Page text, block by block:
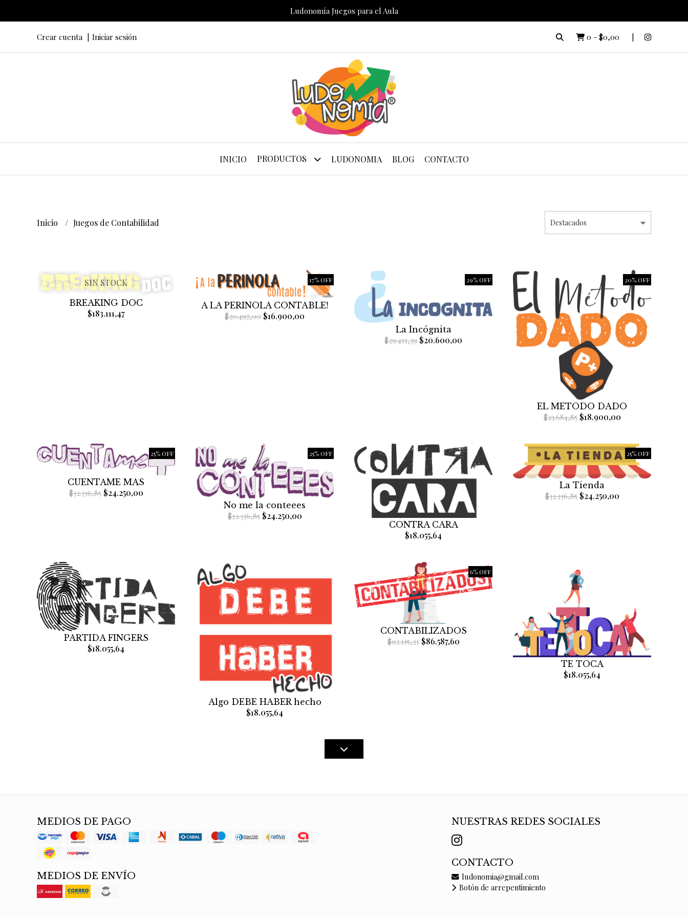
Ludonomía Juegos para el Aula
Crear cuenta Iniciar sesión 0 - $0,00
INICIO PRODUCTOS LUDONOMIA BLOG CONTACTO
Inicio Juegos de Contabilidad
SIN STOCK
BREAKING DOC
$183.111,47
17% OFF
A LA PERINOLA CONTABLE!
$20.497,00 $16.900,00
29% OFF
La Incógnita
$29.411,39 $20.600,00
20% OFF
EL METODO DADO
$23.684,85$18.900,00
25% OFF
CUENTAME MAS
$32.336,85$24.250,00
25% OFF
No me la conteees
$32.336,85$24.250,00
CONTRA CARA
$18.055,64
25% OFF
La Tienda
$32.336,85$24.250,00
PARTIDA FINGERS
$18.055,64
Algo DEBE HABER hecho
$18.055,64
6% OFF
CONTABILIZADOS
$92.115,21$86.587,60
TE TOCA
$18.055,64
MEDIOS DE PAGO
MEDIOS DE ENVÍO
NUESTRAS REDES SOCIALES
CONTACTO
ludonomia@gmail.com
Botón de arrepentimiento